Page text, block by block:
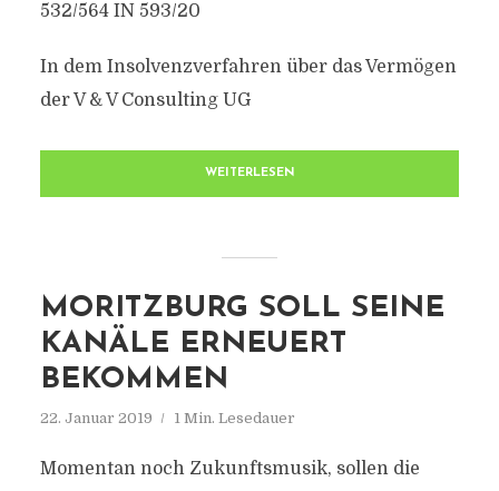
532/564 IN 593/20
In dem Insolvenzverfahren über das Vermögen
der V & V Consulting UG
WEITERLESEN
MORITZBURG SOLL SEINE
KANÄLE ERNEUERT
BEKOMMEN
22. Januar 2019 1 Min. Lesedauer
Momentan noch Zukunftsmusik, sollen die